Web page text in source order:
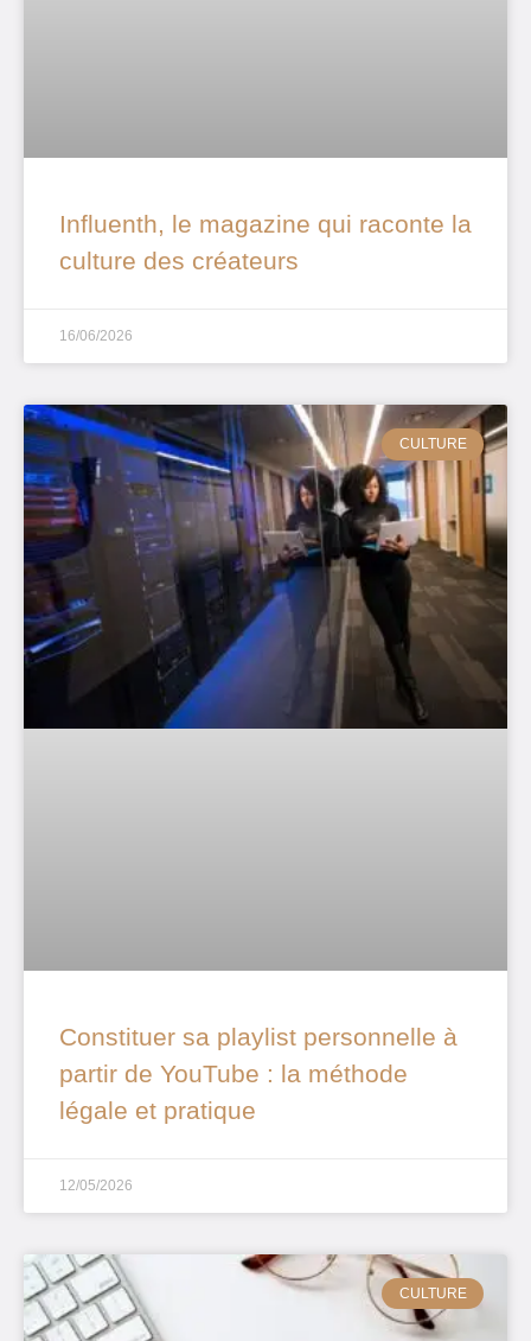
Influenth, le magazine qui raconte la
culture des créateurs
16/06/2026
CULTURE
Constituer sa playlist personnelle à
partir de YouTube : la méthode
légale et pratique
12/05/2026
CULTURE